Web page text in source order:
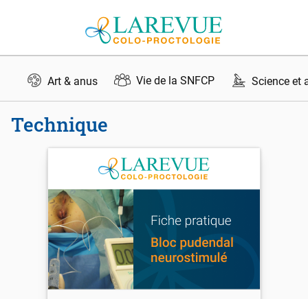
Art & anus Vie de la SNFCP Science et
Technique